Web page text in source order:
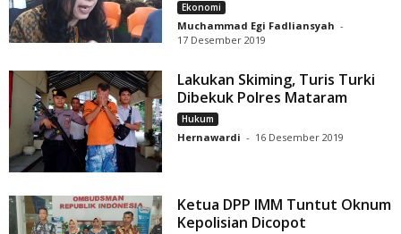
Ekonomi
Muchammad Egi Fadliansyah -
17 Desember 2019
Lakukan Skiming, Turis Turki
Dibekuk Polres Mataram
Hukum
Hernawardi - 16 Desember 2019
Ketua DPP IMM Tuntut Oknum
Kepolisian Dicopot